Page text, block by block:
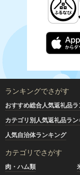
ランキングでさがす
おすすめ総合人気返礼品
カテゴリ別人気返礼品ラ
人気自治体ランキング
カテゴリでさがす
肉・ハム類